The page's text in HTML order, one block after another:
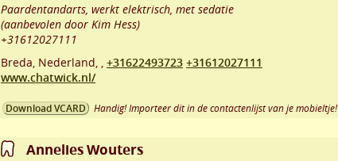
Paardentandarts, werkt elektrisch, met sedatie
(aanbevolen door Kim Hess)
+31612027111
Breda Nederland, +31622493723 +31612027111
www.chatwick.nl/
Download VCARD Handig! Importeer dit in de contactenlijst van je mobieltje!
Annelies Wouters